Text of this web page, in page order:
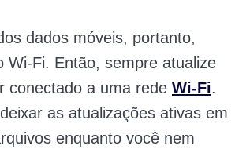
dados móveis, portanto,
Wi-Fi. Então, sempre atualize
conectado a uma rede Wi-Fi.
as atualizações ativas em
enquanto você nem